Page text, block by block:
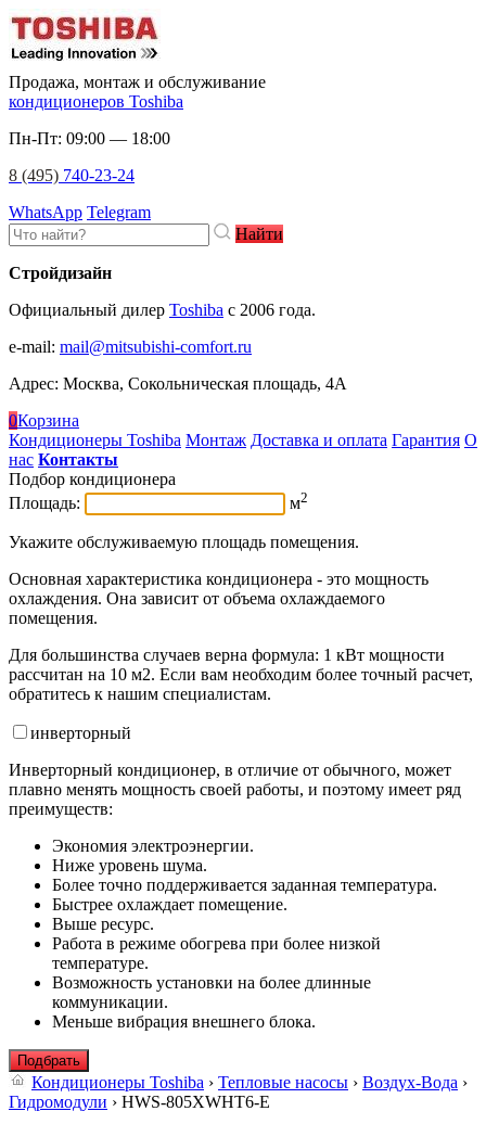
Продажа, монтаж и обслуживание
кондиционеров Toshiba
Пн-Пт: 09:00 — 18:00
8 (495) 740-23-24
WhatsApp Telegram
Найти
Стройдизайн
Официальный дилер Toshiba c 2006 года.
e-mail: mail@mitsubishi-comfort.ru
Адрес: Москва, Сокольническая площадь, 4А
0Корзина
Кондиционеры Toshiba Монтаж Доставка и оплата Гарантия О
нас Контакты
Подбор кондиционера
Площадь:
м2
Укажите обслуживаемую площадь помещения.
Основная характеристика кондиционера - это мощность
охлаждения. Она зависит от объема охлаждаемого
помещения.
Для большинства случаев верна формула: 1 кВт мощности
рассчитан на 10 м2. Если вам необходим более точный расчет,
обратитесь к нашим специалистам.
инверторный
Инверторный кондиционер, в отличие от обычного, может
плавно менять мощность своей работы, и поэтому имеет ряд
преимуществ:
Экономия электроэнергии.
Ниже уровень шума.
Более точно поддерживается заданная температура.
Быстрее охлаждает помещение.
Выше ресурс.
Работа в режиме обогрева при более низкой
температуре.
Возможность установки на более длинные
коммуникации.
Меньше вибрация внешнего блока.
Подбрать
Кондиционеры Toshiba › Тепловые насосы › Воздух-Вода ›
Гидромодули › HWS-805XWHT6-E